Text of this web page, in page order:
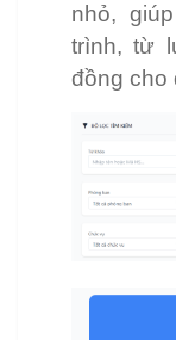
nhỏ,
trình, từ
đồng cho